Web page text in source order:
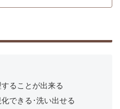
ることが出来る
できる･洗い出せる